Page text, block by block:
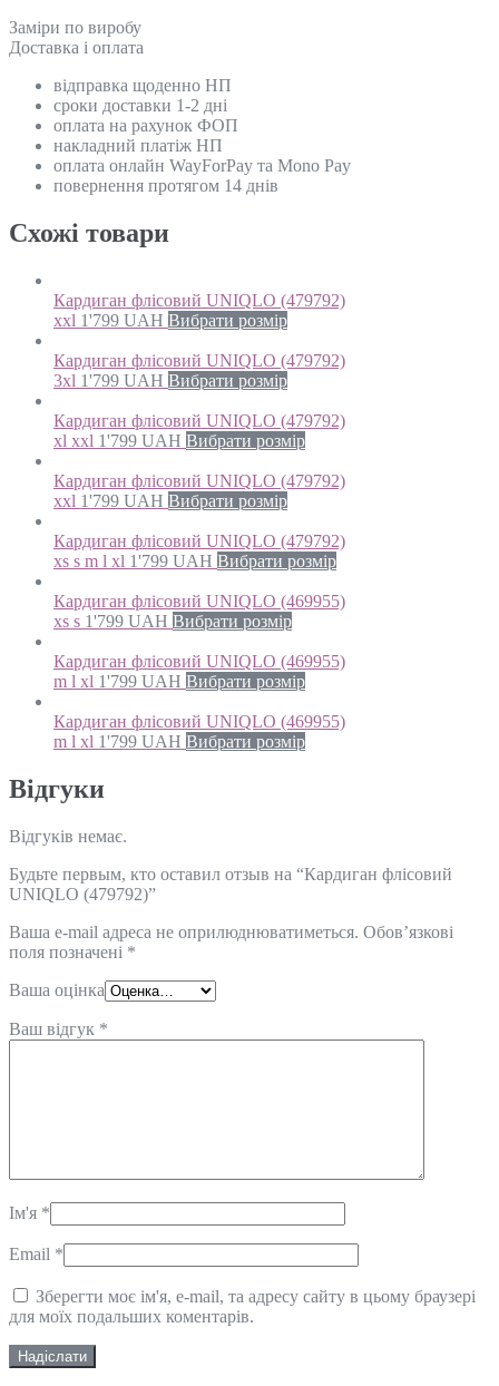
Замiри по виробу
Доставка і оплата
відправка щоденно НП
сроки доставки 1-2 дні
оплата на рахунок ФОП
накладний платіж НП
оплата онлайн WayForPay та Mono Pay
повернення протягом 14 днів
Схожi товари
Кардиган флісовий UNIQLO (479792)
xxl 1'799 UAH Вибрати розмір
Кардиган флісовий UNIQLO (479792)
3xl 1'799 UAH Вибрати розмір
Кардиган флісовий UNIQLO (479792)
xl xxl 1'799 UAH Вибрати розмір
Кардиган флісовий UNIQLO (479792)
xxl 1'799 UAH Вибрати розмір
Кардиган флісовий UNIQLO (479792)
xs s m l xl 1'799 UAH Вибрати розмір
Кардиган флісовий UNIQLO (469955)
xs s 1'799 UAH Вибрати розмір
Кардиган флісовий UNIQLO (469955)
m l xl 1'799 UAH Вибрати розмір
Кардиган флісовий UNIQLO (469955)
m l xl 1'799 UAH Вибрати розмір
Відгуки
Відгуків немає.
Будьте первым, кто оставил отзыв на “Кардиган флісовий
UNIQLO (479792)”
Ваша e-mail адреса не оприлюднюватиметься. Обов’язкові
поля позначені *
Ваша оцінка
Ваш відгук *
Ім'я *
Email *
Зберегти моє ім'я, e-mail, та адресу сайту в цьому браузері
для моїх подальших коментарів.